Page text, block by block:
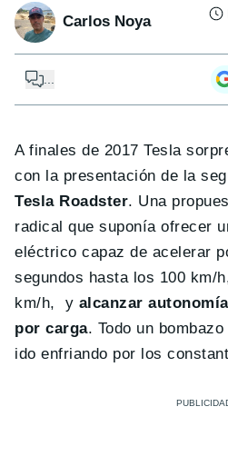
Carlos Noya
A finales de 2017 Tesla
con la presentación de la
Tesla Roadster. Una
radical que suponía ofrecer
eléctrico capaz de acelerar
segundos hasta los 100 km/
km/h, y alcanzar
por carga. Todo un
ido enfriando por los